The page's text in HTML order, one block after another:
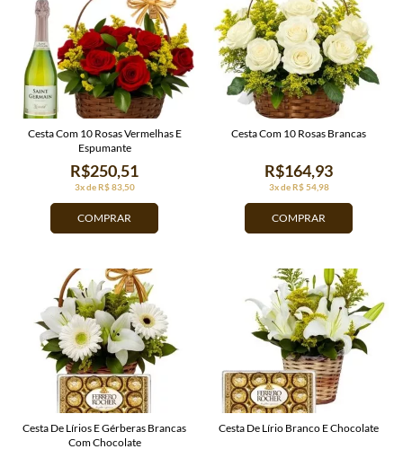
COMPRAR
3x de R$ 83,50
R$250,51
Cesta Com 10 Rosas Vermelhas E
Espumante
COMPRAR
3x de R$ 54,98
R$164,93
Cesta Com 10 Rosas Brancas
Cesta De Lírios E Gérberas Brancas
Com Chocolate
Cesta De Lírio Branco E Chocolate